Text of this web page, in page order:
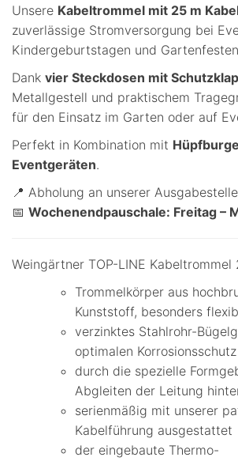
Unsere Kabeltrommel mit 25 m
zuverlässige Stromversorgung bei
Kindergeburtstagen und
Dank vier Steckdosen mit
Metallgestell und praktischem
für den Einsatz im Garten oder auf
Perfekt in Kombination mit
Eventgeräten.
📍 Abholung an unserer
📅 Wochenendpauschale: Freitag –
Weingärtner TOP-LINE Kabeltrommel
Trommelkörper aus
Kunststoff, besonders
verzinktes Stahlrohr-
optimalen Korrosionsschutz
durch die spezielle
Abgleiten der Leitung
serienmäßig mit unserer
Kabelführung ausgestattet
der eingebaute Thermo-